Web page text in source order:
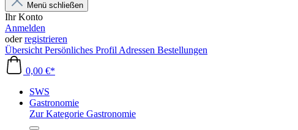
Menü schließen
Ihr Konto
Anmelden
oderregistrieren
Übersicht Persönliches Profil Adressen Bestellungen
0,00 €*
SWS
Gastronomie
Zur Kategorie Gastronomie